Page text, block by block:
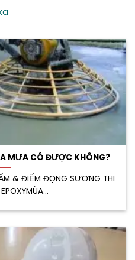
MƯA CÓ ĐƯỢC KHÔNG?
& ĐIỂM ĐỌNG SƯƠNG THI